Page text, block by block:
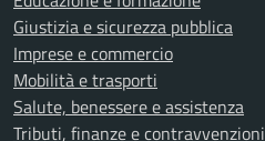
Giustizia e sicurezza pubblica
Imprese e commercio
Mobilità e trasporti
Salute, benessere e assistenza
Tributi, finanze e contravvenzioni